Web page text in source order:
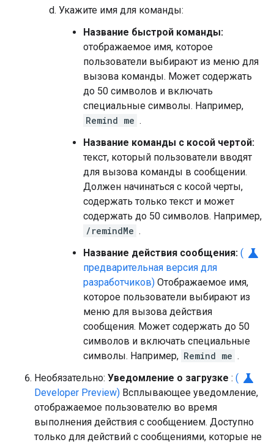
Укажите имя для команды:
Название быстрой команды:
отображаемое имя, которое
пользователи выбирают из меню для
вызова команды. Может содержать
до 50 символов и включать
специальные символы. Например,
Remind me .
Название команды с косой чертой:
текст, который пользователи вводят
для вызова команды в сообщении.
Должен начинаться с косой черты,
содержать только текст и может
содержать до 50 символов. Например,
/remindMe .
Название действия сообщения: ( science
предварительная версия для
разработчиков) Отображаемое имя,
которое пользователи выбирают из
меню для вызова действия
сообщения. Может содержать до 50
символов и включать специальные
символы. Например, Remind me .
Необязательно: Уведомление о загрузке : ( science
Developer Preview) Всплывающее уведомление,
отображаемое пользователю во время
выполнения действия с сообщением. Доступно
только для действий с сообщениями, которые не